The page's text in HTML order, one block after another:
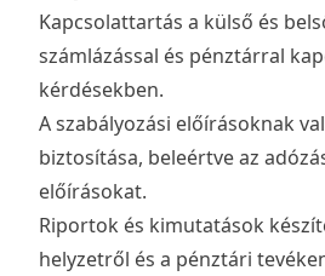
Kapcsolattartás a külső és
számlázással és pénztárral
kérdésekben.
A szabályozási előírásoknak
biztosítása, beleértve az
előírásokat.
Riportok és kimutatások
helyzetről és a pénztári